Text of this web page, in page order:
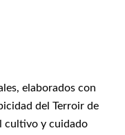
elaborados con
del Terroir de
cultivo y cuidado